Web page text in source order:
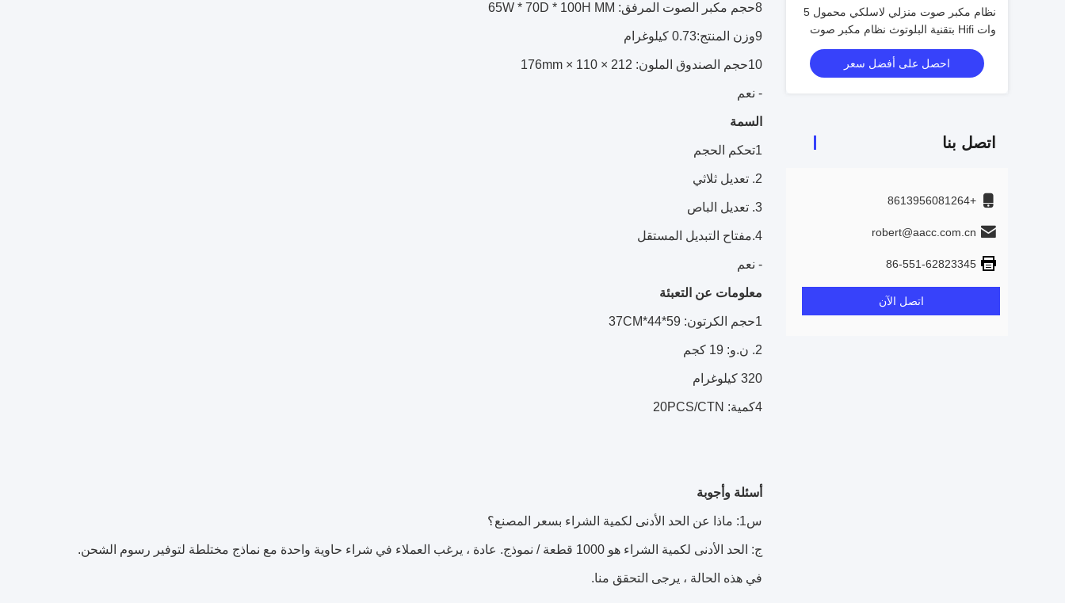
نظام مكبر صوت منزلي لاسلكي محمول 5
وات Hifi بتقنية البلوتوث نظام مكبر صوت
منزلي TF U-Disk FM Aux
احصل على أفضل سعر
اتصل بنا
+8613956081264
robert@aacc.com.cn
86-551-62823345
اتصل الآن
8حجم مكبر الصوت المرفق: 65W * 70D * 100H MM
9وزن المنتج:0.73 كيلوغرام
10حجم الصندوق الملون: 212 × 110 × 176mm
- نعم
السمة
1تحكم الحجم
2. تعديل ثلاثي
3. تعديل الباص
4.مفتاح التبديل المستقل
- نعم
معلومات عن التعبئة
1حجم الكرتون: 59*44*37CM
2. ن.و: 19 كجم
320 كيلوغرام
4كمية: 20PCS/CTN
أسئلة وأجوبة
س1: ماذا عن الحد الأدنى لكمية الشراء بسعر المصنع؟
ج: الحد الأدنى لكمية الشراء هو 1000 قطعة / نموذج. عادة ، يرغب العملاء في شراء حاوية واحدة مع نماذج مختلطة لتوفير رسوم الشحن.
في هذه الحالة ، يرجى التحقق منا.